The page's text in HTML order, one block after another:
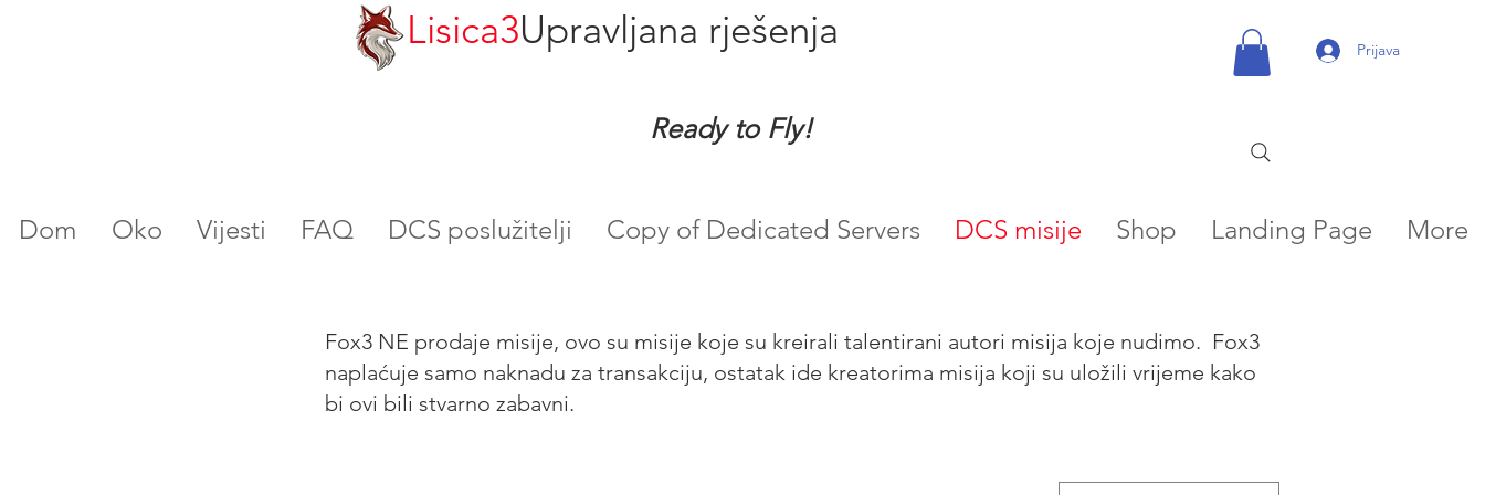
Lisica3Upravljana rješenja
Ready to Fly!
Prijava
Dom Oko Vijesti FAQ DCS poslužitelji Copy of Dedicated Servers DCS misije Shop Landing Page More
Fox3 NE prodaje misije, ovo su misije koje su kreirali talentirani autori misija koje nudimo. Fox3
naplaćuje samo naknadu za transakciju, ostatak ide kreatorima misija koji su uložili vrijeme kako
bi ovi bili stvarno zabavni.